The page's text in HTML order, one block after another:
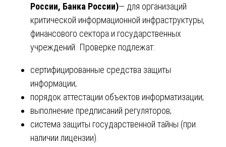
России, Банка России)— для организаций
критической информационной инфраструктуры,
финансового сектора и государственных
учреждений. Проверке подлежат:
сертифицированные средства защиты
информации;
порядок аттестации объектов информатизации;
выполнение предписаний регуляторов;
система защиты государственной тайны (при
наличии лицензии).